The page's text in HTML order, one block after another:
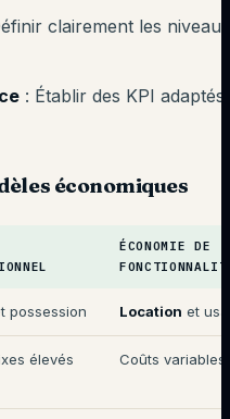
clairement les
: Établir des KPI
économiques
ÉCONOMIE DE
possession Location et
élevés Coûts variables